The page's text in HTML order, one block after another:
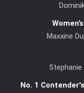
Maxxine
Stephanie
No. 1